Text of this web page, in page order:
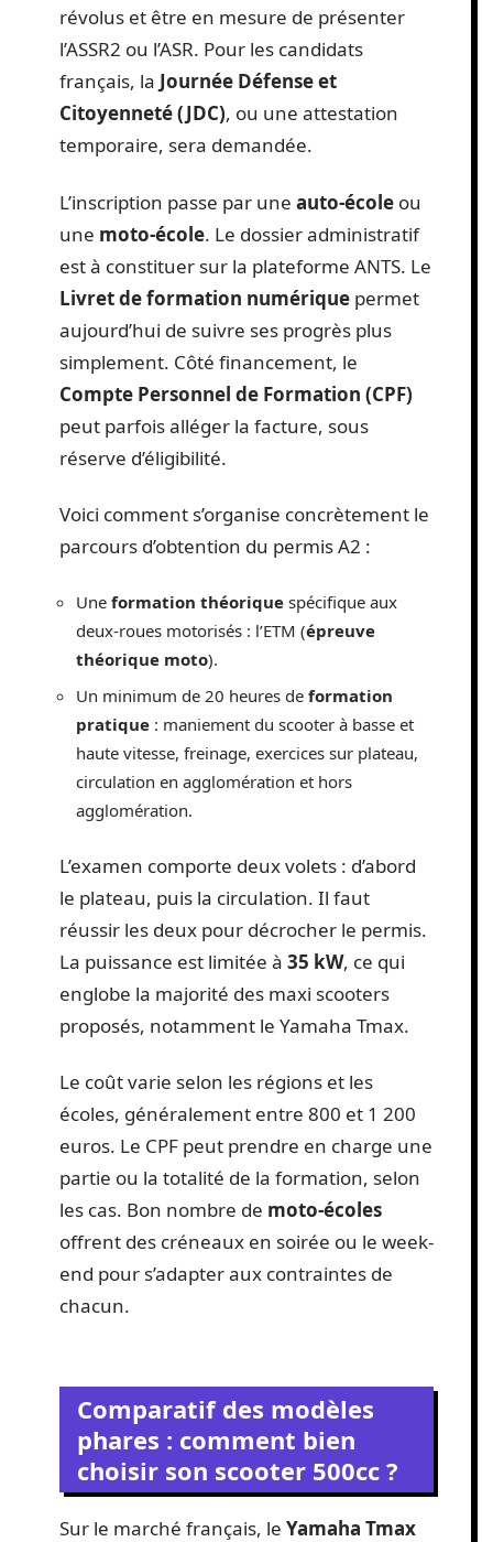
révolus et être en mesure de présenter
l’ASSR2 ou l’ASR. Pour les candidats
français, la Journée Défense et
Citoyenneté (JDC), ou une attestation
temporaire, sera demandée.
L’inscription passe par une auto-école ou
une moto-école. Le dossier administratif
est à constituer sur la plateforme ANTS. Le
Livret de formation numérique permet
aujourd’hui de suivre ses progrès plus
simplement. Côté financement, le
Compte Personnel de Formation (CPF)
peut parfois alléger la facture, sous
réserve d’éligibilité.
Voici comment s’organise concrètement le
parcours d’obtention du permis A2 :
Une formation théorique spécifique aux
deux-roues motorisés : l’ETM (épreuve
théorique moto).
Un minimum de 20 heures de formation
pratique : maniement du scooter à basse et
haute vitesse, freinage, exercices sur plateau,
circulation en agglomération et hors
agglomération.
L’examen comporte deux volets : d’abord
le plateau, puis la circulation. Il faut
réussir les deux pour décrocher le permis.
La puissance est limitée à 35 kW, ce qui
englobe la majorité des maxi scooters
proposés, notamment le Yamaha Tmax.
Le coût varie selon les régions et les
écoles, généralement entre 800 et 1 200
euros. Le CPF peut prendre en charge une
partie ou la totalité de la formation, selon
les cas. Bon nombre de moto-écoles
offrent des créneaux en soirée ou le week-
end pour s’adapter aux contraintes de
chacun.
Comparatif des modèles
phares : comment bien
choisir son scooter 500cc ?
Sur le marché français, le Yamaha Tmax